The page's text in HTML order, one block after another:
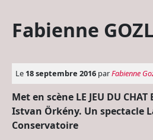
Fabienne
Le 18 septembre 2016 parFabienne
Met en scène LE JEU DU CHAT
Istvan Örkény. Un spectacle
Conservatoire